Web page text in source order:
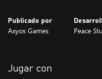
Publicado por
Axyos Games Peace
Jugar con